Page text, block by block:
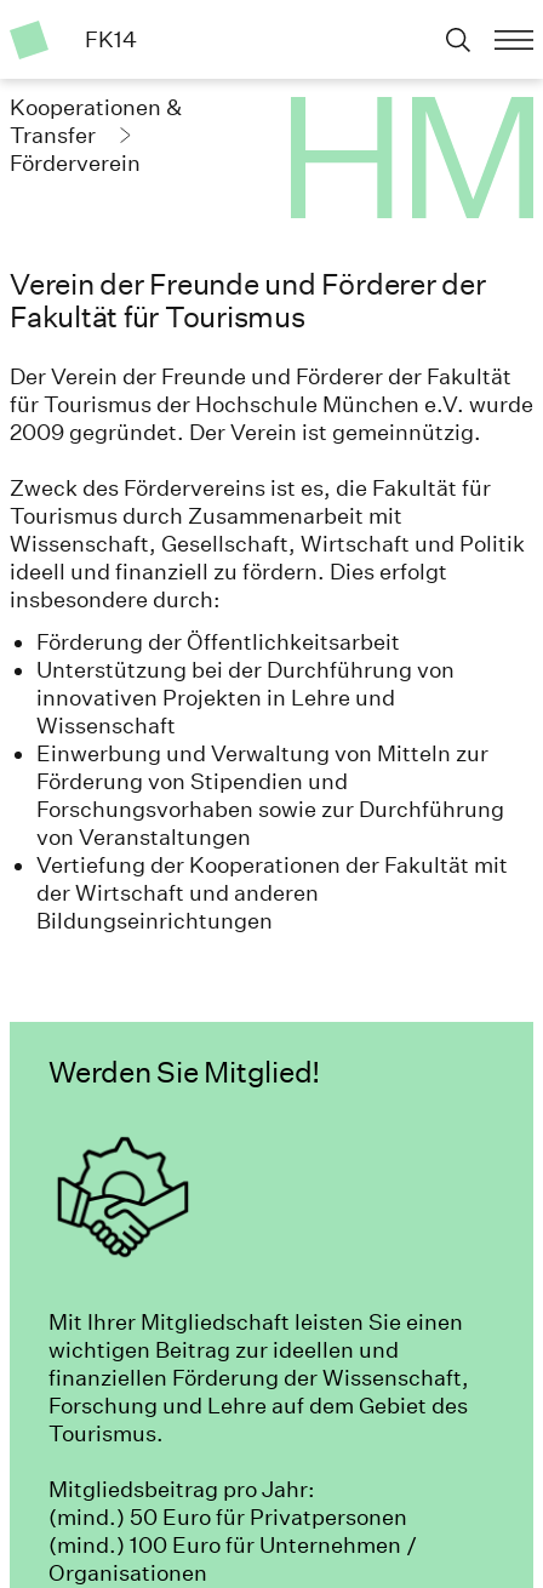
FK14
Kooperationen &
Transfer
Förderverein
Verein der Freunde und Förderer der
Fakultät für Tourismus
Der Verein der Freunde und Förderer der Fakultät
für Tourismus der Hochschule München e.V. wurde
2009 gegründet. Der Verein ist gemeinnützig.
Zweck des Fördervereins ist es, die Fakultät für
Tourismus durch Zusammenarbeit mit
Wissenschaft, Gesellschaft, Wirtschaft und Politik
ideell und finanziell zu fördern. Dies erfolgt
insbesondere durch:
Förderung der Öffentlichkeitsarbeit
Unterstützung bei der Durchführung von
innovativen Projekten in Lehre und
Wissenschaft
Einwerbung und Verwaltung von Mitteln zur
Förderung von Stipendien und
Forschungsvorhaben sowie zur Durchführung
von Veranstaltungen
Vertiefung der Kooperationen der Fakultät mit
der Wirtschaft und anderen
Bildungseinrichtungen
Werden Sie Mitglied!
Mit Ihrer Mitgliedschaft leisten Sie einen
wichtigen Beitrag zur ideellen und
finanziellen Förderung der Wissenschaft,
Forschung und Lehre auf dem Gebiet des
Tourismus.
Mitgliedsbeitrag pro Jahr:
(mind.) 50 Euro für Privatpersonen
(mind.) 100 Euro für Unternehmen /
Organisationen